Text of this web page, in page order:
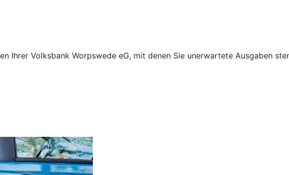
Ihrer Volksbank Worpswede eG, mit denen Sie unerwartete Ausgaben